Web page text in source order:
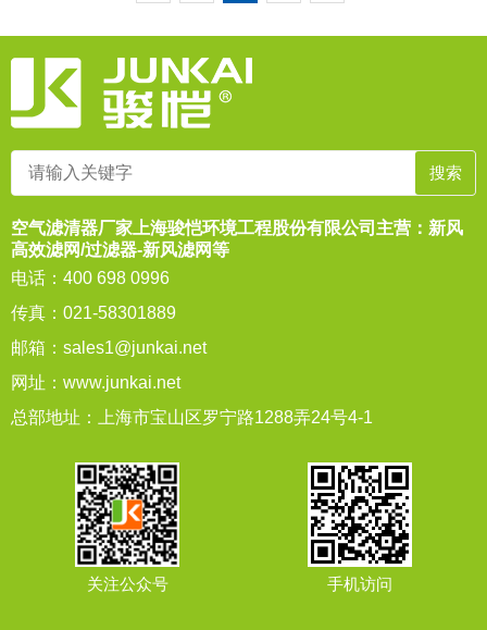
空气滤清器厂家上海骏恺环境工程股份有限公司主营：新风
高效滤网/过滤器-新风滤网等
电话：400 698 0996
传真：021-58301889
邮箱： sales1@junkai.net
网址： www.junkai.net
总部地址：上海市宝山区罗宁路1288弄24号4-1
关注公众号 手机访问